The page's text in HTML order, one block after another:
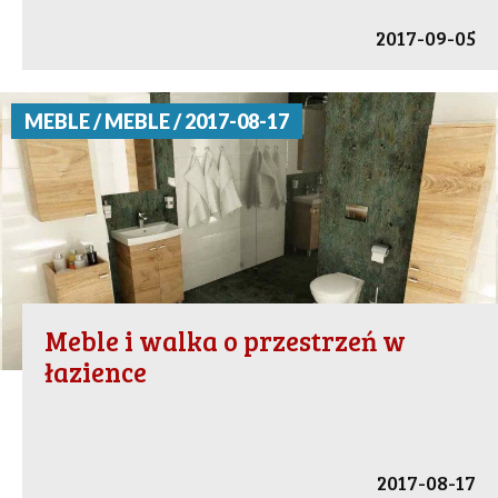
2017-09-05
MEBLE / MEBLE / 2017-08-17
Meble i walka o przestrzeń w
łazience
2017-08-17